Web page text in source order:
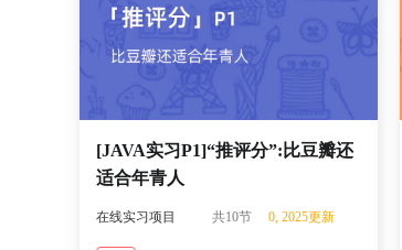
[JAVA实习P1]“推评分”:比豆瓣还
适合年青人
在线实习项目 共10节 0, 2025更新